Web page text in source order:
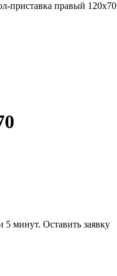
приставка правый 120х70
5 минут. Оставить заявку